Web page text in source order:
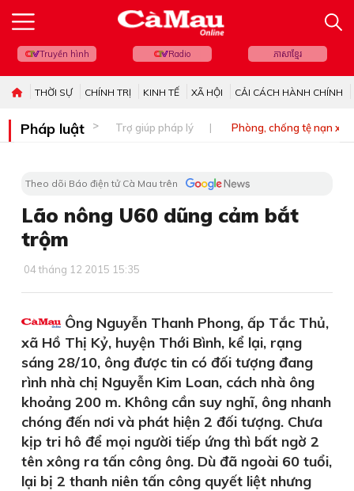
Truyền hình Radio ភាសាខ្មែរ
THỜI SỰ CHÍNH TRỊ KINH TẾ XÃ HỘI CẢI CÁCH HÀNH CHÍNH
Pháp luật Trợ giúp pháp lý Phòng, chống tệ nạn xã
Theo dõi Báo điện tử Cà Mau trên
Lão nông U60 dũng cảm bắt
trộm
04 tháng 12 2015 15:35
Ông Nguyễn Thanh Phong, ấp Tắc Thủ,
xã Hồ Thị Kỷ, huyện Thới Bình, kể lại, rạng
sáng 28/10, ông được tin có đối tượng đang
rình nhà chị Nguyễn Kim Loan, cách nhà ông
khoảng 200 m. Không cần suy nghĩ, ông nhanh
chóng đến nơi và phát hiện 2 đối tượng. Chưa
kịp tri hô để mọi người tiếp ứng thì bất ngờ 2
tên xông ra tấn công ông. Dù đã ngoài 60 tuổi,
lại bị 2 thanh niên tấn công quyết liệt nhưng